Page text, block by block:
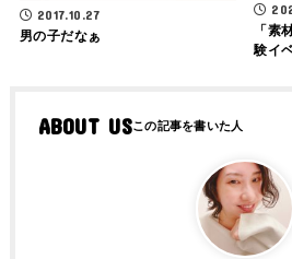
2017.10.27
男の子だなぁ
「素
験イ
ABOUT US